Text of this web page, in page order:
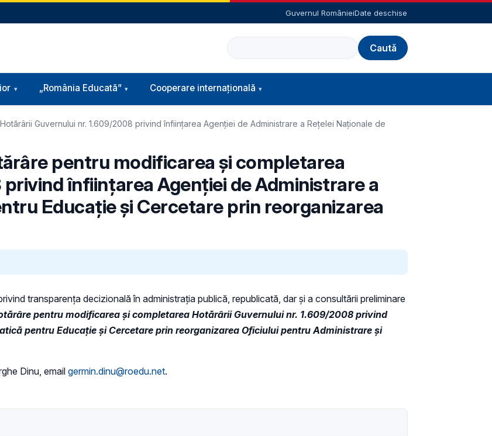
Guvernul RomânieiDate deschise
Caută
„România Educată” Cooperare internațională
Guvernului nr. 1.609/2008 privind înființarea Agenției de Administrare a Rețelei Naționale de
pentru modificarea și completarea
înființarea Agenției de Administrare a
Educație și Cercetare prin reorganizarea
transparenţa decizională în administraţia publică, republicată, dar și a consultării preliminare
pentru modificarea și completarea Hotărârii Guvernului nr. 1.609/2008 privind
pentru Educație și Cercetare prin reorganizarea Oficiului pentru Administrare și
Dinu, email germin.dinu@roedu.net.